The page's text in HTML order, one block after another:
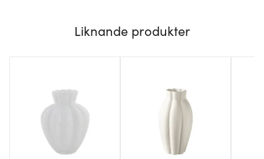
Liknande produkter